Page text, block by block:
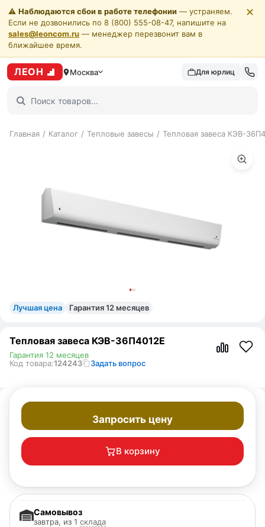
⚠️ Наблюдаются сбои в работе телефонии — устраняем.
Если не дозвонились по 8 (800) 555-08-47, напишите на
sales@leoncom.ru — менеджер перезвонит вам в
ближайшее время.
✕
ЛЕОН Москва Для юрлиц
Главная / Каталог / Тепловые завесы / Тепловая завеса КЭВ-
Лучшая цена Гарантия 12 месяцев
Тепловая завеса КЭВ-36П4012E
Код товара:124243 Задать вопрос
Гарантия 12 месяцев
Запросить цену
В корзину
Самовывоз
завтра, из 1 склада